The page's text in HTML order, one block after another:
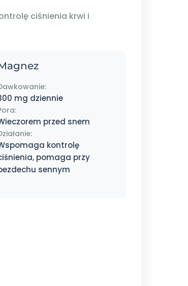
ciśnienia krwi i
mg dziennie
przed snem
kontrolę
pomaga przy
sennym